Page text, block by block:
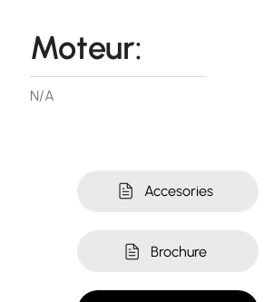
Brochure
Accesories
Moteur:
N/A